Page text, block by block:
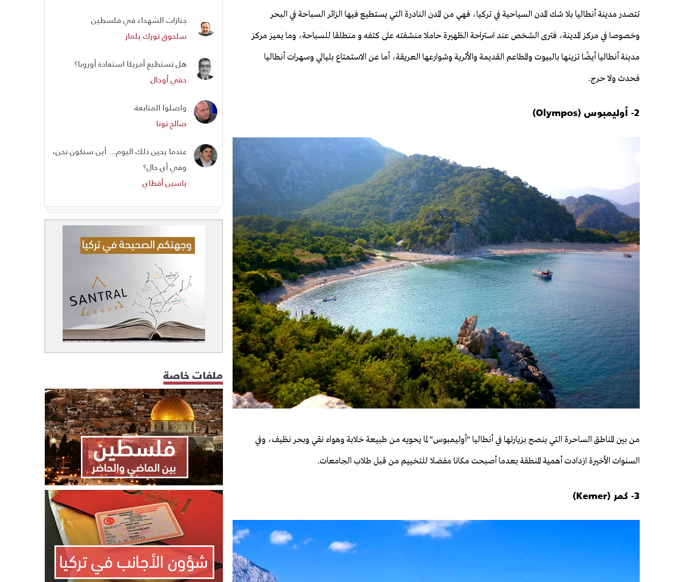
تتصدر مدينة أنطاليا بلا شك المدن السياحية في تركيا، فهي من المدن النادرة التي يستطيع فيها الزائر السباحة في البحر
وخصوصا في مركز المدينة، فترى الشخص عند استراحة الظهيرة حاملا منشفته على كتفه و منطلقا للسباحة، وما يميز مركز
مدينة أنطاليا أيضًا تزينها بالبيوت والمطاعم القديمة والأثرية وشوارعها العريقة، أما عن الاستمتاع بليالي وسهرات أنطاليا
فحدث ولا حرج.
2- أوليمبوس (Olympos)
من بين المناطق الساحرة التي ينصح بزيارتها في أنطاليا "أوليمبوس" لما يحويه من طبيعة خلابة وهواء نقي وبحر نظيف، وفي
السنوات الأخيرة ازدادت أهمية المنطقة بعدما أصبحت مكانا مفضلا للتخييم من قبل طلاب الجامعات.
3- كمر (Kemer)
جنازات الشهداء في فلسطين
سلجوق تورك يلماز
هل تستطيع أمريكا استعادة أوروبا؟
حقي أوجال
واصلوا المتابعة
صالح تونا
عندما يحين ذلك اليوم... أين سنكون نحن،
وفي أي حال؟
ياسين أقطاي
ملفات خاصة